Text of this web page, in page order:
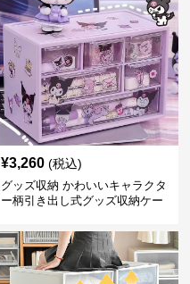
¥3,260 (税込)
グッズ収納 かわいいキャラクタ
ー柄引き出し式グッズ収納ケー